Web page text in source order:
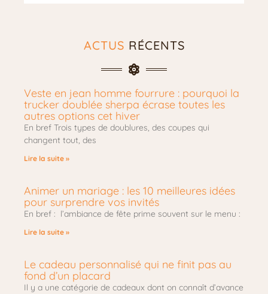
ACTUS RÉCENTS
Veste en jean homme fourrure : pourquoi la
trucker doublée sherpa écrase toutes les
autres options cet hiver
En bref Trois types de doublures, des coupes qui
changent tout, des
Lire la suite »
Animer un mariage : les 10 meilleures idées
pour surprendre vos invités
En bref : l’ambiance de fête prime souvent sur le menu :
Lire la suite »
Le cadeau personnalisé qui ne finit pas au
fond d’un placard
Il y a une catégorie de cadeaux dont on connaît d’avance